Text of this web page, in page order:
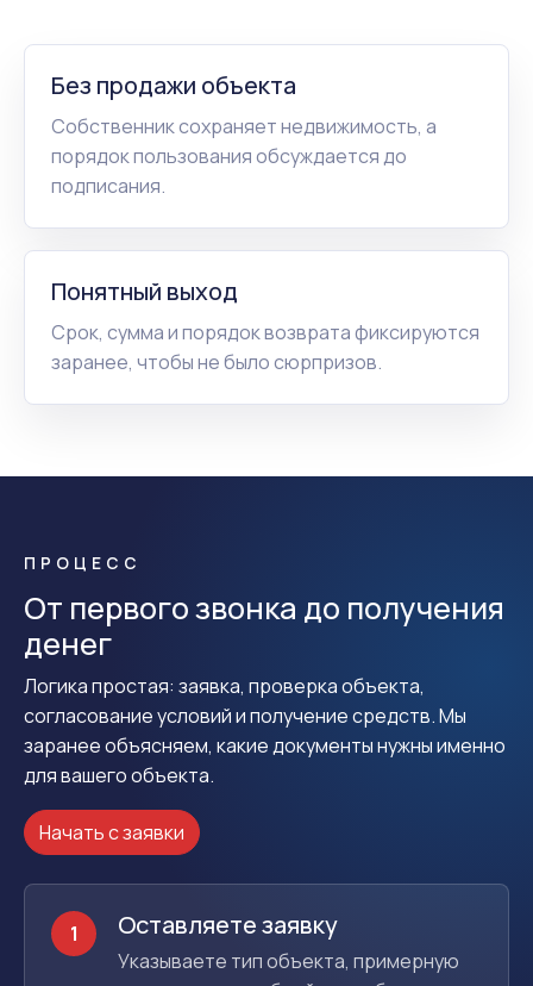
Без продажи объекта
Собственник сохраняет недвижимость, а
порядок пользования обсуждается до
подписания.
Понятный выход
Срок, сумма и порядок возврата фиксируются
заранее, чтобы не было сюрпризов.
ПРОЦЕСС
От первого звонка до получения
денег
Логика простая: заявка, проверка объекта,
согласование условий и получение средств. Мы
заранее объясняем, какие документы нужны именно
для вашего объекта.
Начать с заявки
1 Оставляете заявку
Указываете тип объекта, примерную